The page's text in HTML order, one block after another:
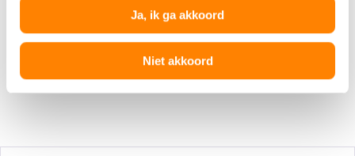
Ja, ik ga akkoord
Niet akkoord
Alle actuele berichten